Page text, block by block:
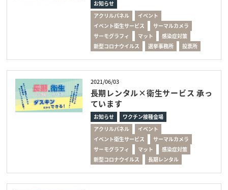
お知らせ
アクリルパネル
イベント
イベント衛生サービス
サーマルカメラ
サーモグラフィ
マット
感染症対策
新型コロナウイルス
選挙事務所 投票所
2021/06/03
長期レンタル×衛生サービス 承っ
ています
お知らせ
ワクチン接種会場
アクリルパネル
イベント
イベント衛生サービス
サーマルカメラ
サーモグラフィ
マット
感染症対策
新型コロナウイルス
長期レンタル